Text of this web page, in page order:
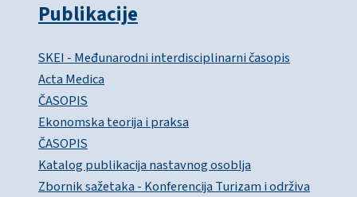
Publikacije
SKEI - Međunarodni interdisciplinarni časopis
Acta Medica
ČASOPIS
Ekonomska teorija i praksa
ČASOPIS
Katalog publikacija nastavnog osoblja
Zbornik sažetaka - Konferencija Turizam i održiva